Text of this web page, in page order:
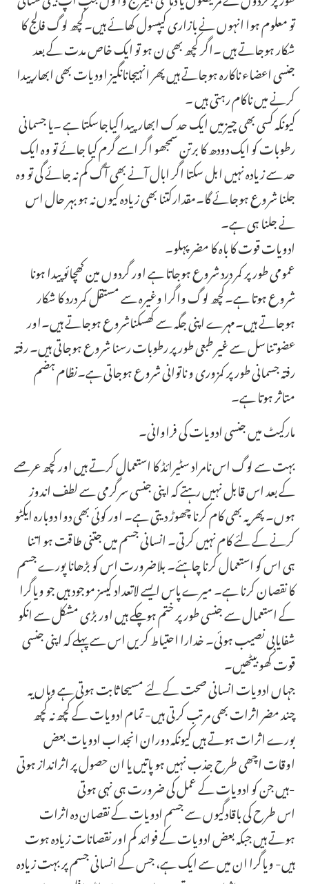
تو معلوم ہوا انہوں نے بازاری کیپسول کھائے ہیں۔کچھ لوگ فالج کا
شکار ہوجاتے ہیں ۔اگر کچھ بھی ن ہو تو ایک خاص مدت کے بعد
جنسی اعضاء ناکارہ ہوجاتے ہیں پھر انہیجانانگیز اودیات بھی ابھار پیدا
کرنے میں ناکام رہتی ہیں ۔
کیونکہ کسی بھی چیزمیں ایک حد ک ابھارپیدا کیاجاسکتا ہے ۔یا جسمانی
رطوبات کو ایک دودھ کا برتن سمجھو اگر اسے گرم کیا جائے تو وہ ایک
حد سے زیادہ نہیں ابل سکتا اگر ابال آنے بھی آگ کم نہ جائے گی تو وہ
جلنا شروع ہوجائے گا۔مقدارکتنا بھی زیادہ کیوں نہ ہو بہر حال اس
نے جلنا ہی ہے۔
ادویات قوت کا باہ کا مضر پہلو۔
عمومی طورپر کمر درد شروع ہوجاتا ہے اور گردوں مین کھچائو پیدا ہونا
شروع ہوتا ہے۔کچھ لوگ واگرا وغیرہ سے مستقل کمر درد کا شکار
ہوجاتے ہیں۔مہرے اپنی جگہ سے کھسکناشروع ہوجاتے ہیں۔اور
عضو تناسل سے غیر طبعی طورپر رطوبات رسنا شروع ہوجاتی ہیں۔ رفتہ
رفتہ جسمانی طورپر کمزوری و ناتوانی شروع ہوجاتی ہے۔نظام ہضم
متاثر ہوتا ہے۔
مارکیٹ میں جنسی ادویات کی فراوانی۔
بہت سے لوگ اس نامراد سٹیرائڈ کا استعمال کرتے ہیں اور کچھ عرصے
کے بعد اس قابل نہیں رہتے کہ اپنی جنسی سرگرمی سے لطف اندوز
ہوں۔ پھر یہ بھی کام کرنا چھوڑ دیتی ہے۔ اور کوئی بھی دوا دوبارہ ایکٹو
کرنے کے لئے کام نہیں کرتی۔ انسانی جسم میں جتنی طاقت ہو اتنا
ہی اس کو استعمال کرنا چاہئے۔ بلاضرورت اس کو بڑھانا پورے جسم
کا نقصان کرنا ہے۔ میرے پاس ایسے لاتعداد کیسز موجود ہیں جو ویاگرا
کے استعمال سے جنسی طور پر ختم ہوچکے ہیں اور بڑی مشکل سے انکو
شفایابی نصیب ہوئی۔ خدارا احتیاط کریں اس سے پہلے کہ اپنی جنسی
قوت کھو بیٹھیں۔
جہاں ادویات انسانی صحت کے لئے مسیحا ثابت ہوتی ہے وہاں یہ
چند مضر اثرات بھی مرتب کرتی ہیں- تمام ادویات کے کچھ نہ کچھ
بورے اثرات ہوتے ہیں کیونکہ دوران انجداب ادویات بعض
اوقات اچھی طرح جذب نہیں ہو پاتیں یا ان حصول پر اثرانداز ہوتی
ہیں جن کو ادویات کے عمل کی ضرورت ہی نہی ہوتی-
اس طرح کی باقادگیوں سے جسم ادویات کے نقصان دہ اثرات
ہوتے ہیں جبکہ بعض ادویات کے فوائد کم اور نقصانات زیادہ ہوت
ہیں- ویاگرا ان میں سے ایک ہے، جس کے انسانی جسم پر بہت زیادہ